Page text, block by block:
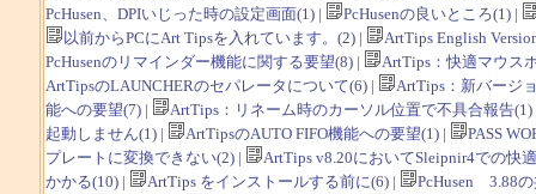
PcHusen、DPIいじった時の設定画面(1)| PcHusenの良いところ(1)|
以前からPCにArt Tipsを入れています。(2)|
ArtTips English
PcHusenのリマインダー機能に関する要望(8)|
ArtTips：快適マウス
ArtTipsのLAUNCHERのセパレータについて(6)|
ArtTips：新バージ
能への要望(7)| ArtTips：リネーム時のカーソル位置で不具合報告(1)
起動しません(1)| ArtTipsのAUTO FIFO機能への要望(1)|
PASS
プレートに変換できない(2)|
ArtTips v8.20においてSleipnir4での快
かかる(10)| ArtTips をインストールする前に(6)|
PcHusen 3.88の